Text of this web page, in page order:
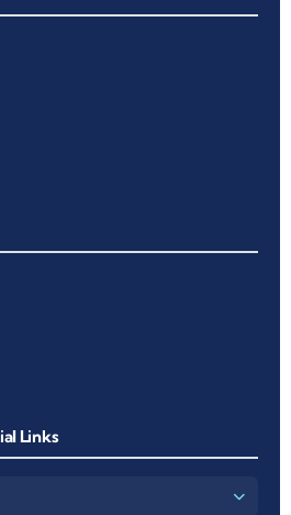
Links